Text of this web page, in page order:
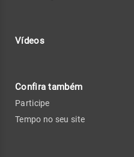
Vídeos
Confira também
Participe
Tempo no seu site